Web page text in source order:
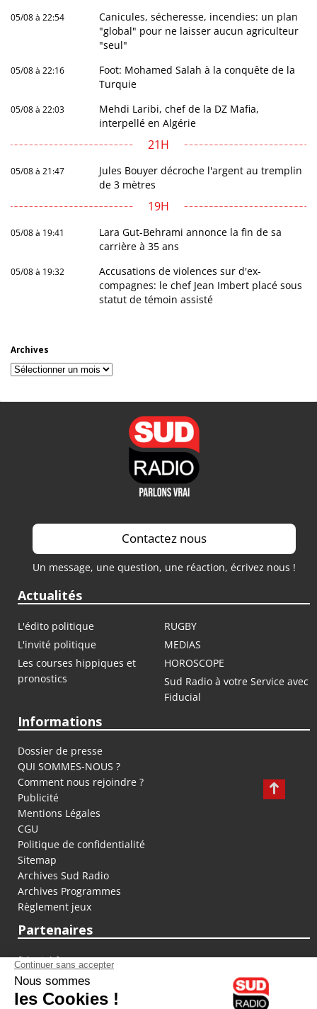
05/08 à 22:54
Canicules, sécheresse, incendies: un plan
"global" pour ne laisser aucun agriculteur
"seul"
05/08 à 22:16
Foot: Mohamed Salah à la conquête de la
Turquie
05/08 à 22:03
Mehdi Laribi, chef de la DZ Mafia,
interpellé en Algérie
21H
05/08 à 21:47
Jules Bouyer décroche l'argent au tremplin
de 3 mètres
19H
05/08 à 19:41
Lara Gut-Behrami annonce la fin de sa
carrière à 35 ans
05/08 à 19:32
Accusations de violences sur d'ex-
compagnes: le chef Jean Imbert placé sous
statut de témoin assisté
Archives
Archives
Contactez nous
Un message, une question, une réaction, écrivez nous !
Actualités
L'édito politique
RUGBY
L'invité politique
MEDIAS
Les courses hippiques et
pronostics
HOROSCOPE
Sud Radio à votre Service avec
Fiducial
Informations
Dossier de presse
QUI SOMMES-NOUS ?
Comment nous rejoindre ?
Publicité
Mentions Légales
CGU
Politique de confidentialité
Sitemap
Archives Sud Radio
Archives Programmes
Règlement jeux
Partenaires
fiducial.fr
lyoncapitale.fr
olympique-et-lyonnais.com